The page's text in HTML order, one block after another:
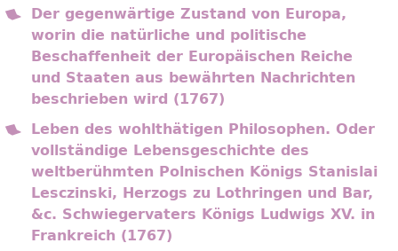
Der gegenwärtige Zustand von Europa,
worin die natürliche und politische
Beschaffenheit der Europäischen Reiche
und Staaten aus bewährten Nachrichten
beschrieben wird (1767)
Leben des wohlthätigen Philosophen. Oder
vollständige Lebensgeschichte des
weltberühmten Polnischen Königs Stanislai
Lesczinski, Herzogs zu Lothringen und Bar,
&c. Schwiegervaters Königs Ludwigs XV. in
Frankreich (1767)